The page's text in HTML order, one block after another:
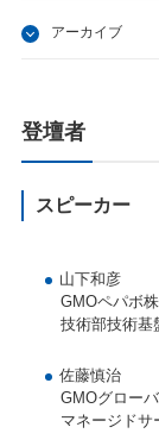
アーカイブ
登壇者
スピーカー
山下和彦
GMOペパボ
技術部技術基
佐藤慎治
GMOグロー
マネージドサ